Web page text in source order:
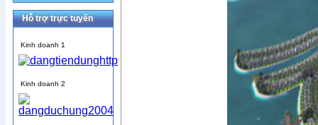
Hỗ trợ trực tuyến
Kinh doanh 1
Kinh doanh 2